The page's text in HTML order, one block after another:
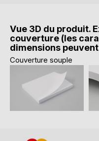
Vue 3D du produit.
couverture (les
dimensions
Couverture souple